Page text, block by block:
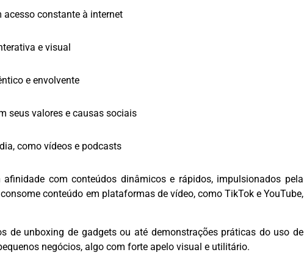
acesso constante à internet
e visual
e envolvente
seus valores e causas sociais
como vídeos e podcasts
com conteúdos dinâmicos e rápidos, impulsionados pela
conteúdo em plataformas de vídeo, como TikTok e YouTube,
de unboxing de gadgets ou até demonstrações práticas do uso de
negócios, algo com forte apelo visual e utilitário.